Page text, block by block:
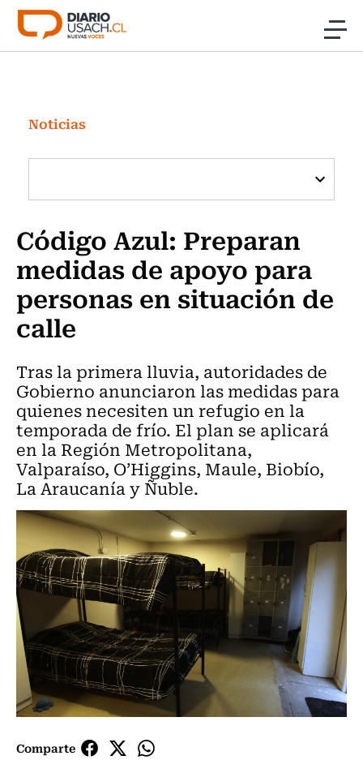
Click acá para ir directamente al contenido
Investigación
Cultura
Programas Radio y TV Usach
Noticias
Código Azul: Preparan
medidas de apoyo para
personas en situación de
calle
Tras la primera lluvia, autoridades de
Gobierno anunciaron las medidas para
quienes necesiten un refugio en la
temporada de frío. El plan se aplicará
en la Región Metropolitana,
Valparaíso, O’Higgins, Maule, Biobío,
La Araucanía y Ñuble.
Comparte